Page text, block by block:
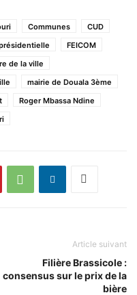
Communes
CUD
FEICOM
de la ville
mairie de Douala 3ème
Roger Mbassa Ndine
Article suivant
Filière Brassicole :
consensus sur le prix de la
bière